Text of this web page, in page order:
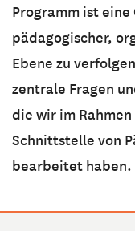
Programm ist
pädagogischer,
Ebene zu
zentrale Fragen
die wir im
Schnittstelle von
bearbeitet haben.